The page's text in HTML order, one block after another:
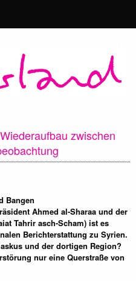
zwischen
Bangen
Ahmed al-Sharaa und der
Tahrir asch-Scham) ist es
Berichterstattung zu Syrien.
und der dortigen Region?
nur eine Querstraße von